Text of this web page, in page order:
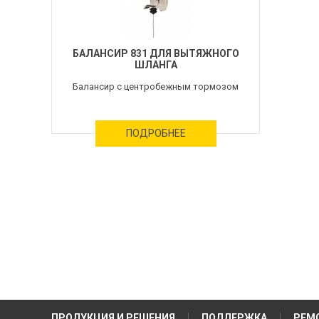
БАЛАНСИР 831 ДЛЯ ВЫТЯЖНОГО
ШЛАНГА
Балансир с центробежным тормозом
ПОДРОБНЕЕ